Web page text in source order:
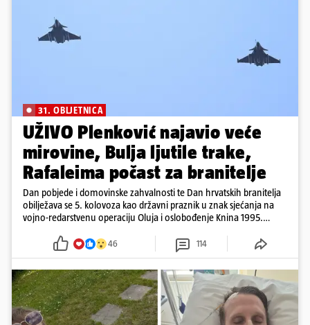
31. OBLJETNICA
UŽIVO Plenković najavio veće
mirovine, Bulja ljutile trake,
Rafaleima počast za branitelje
Dan pobjede i domovinske zahvalnosti te Dan hrvatskih branitelja
obilježava se 5. kolovoza kao državni praznik u znak sjećanja na
vojno-redarstvenu operaciju Oluja i oslobođenje Knina 1995.
46 114